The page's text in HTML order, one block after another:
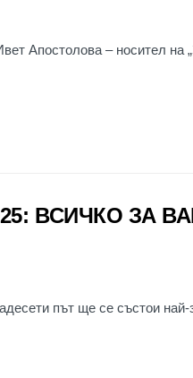
Апостолова – носител на
ВСИЧКО ЗА
път ще се състои